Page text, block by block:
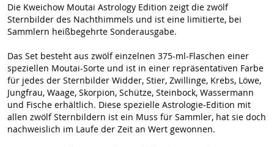
Die Kweichow Moutai Astrology Edition zeigt die zwölf
Sternbilder des Nachthimmels und ist eine limitierte, bei
Sammlern heißbegehrte Sonderausgabe.
Das Set besteht aus zwölf einzelnen 375-ml-Flaschen einer
speziellen Moutai-Sorte und ist in einer repräsentativen Farbe
für jedes der Sternbilder Widder, Stier, Zwillinge, Krebs, Löwe,
Jungfrau, Waage, Skorpion, Schütze, Steinbock, Wassermann
und Fische erhältlich. Diese spezielle Astrologie-Edition mit
allen zwölf Sternbildern ist ein Muss für Sammler, hat sie doch
nachweislich im Laufe der Zeit an Wert gewonnen.